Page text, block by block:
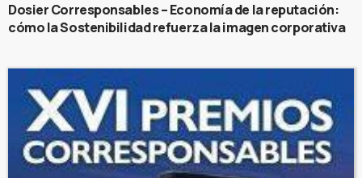
Dosier Corresponsables – Economía de la reputación:
cómo la Sostenibilidad refuerza la imagen corporativa